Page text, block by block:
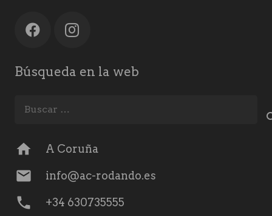
Búsqueda en la web
home A Coruña
mail info@ac-rodando.es
phone +34 630735555